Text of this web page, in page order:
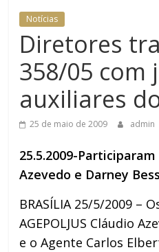
Notícias
Diretores
358/05 com
auxiliares do
25 de maio de 2009 admin
25.5.2009-
Azevedo e Darney
BRASÍLIA 25/5/2009 –
AGEPOLJUS Cláudio
e o Agente Carlos